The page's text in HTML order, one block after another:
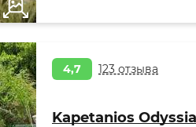
4,7 123 отзыва
Kapetanios Odyssia